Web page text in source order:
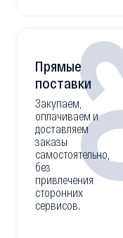
Прямые
поставки
Закупаем,
оплачиваем и
доставляем
заказы
самостоятельно,
без
привлечения
сторонних
сервисов.